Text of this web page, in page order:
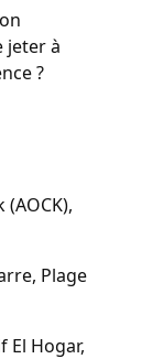
jeter à
?
Plage
El Hogar,